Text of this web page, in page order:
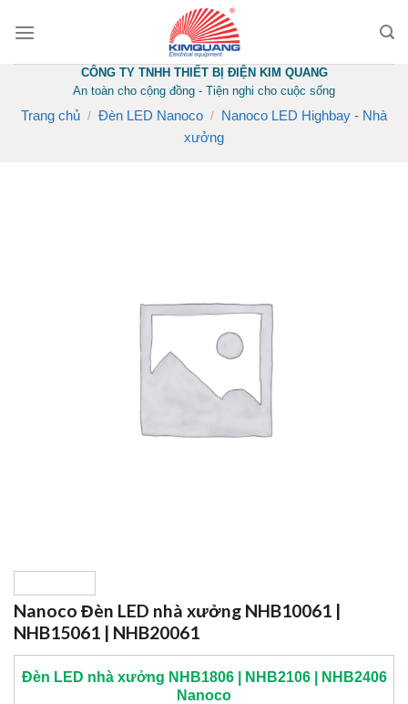
CÔNG TY TNHH THIẾT BỊ ĐIỆN KIM QUANG
An toàn cho cộng đồng - Tiện nghi cho cuộc sống
Trang chủ / Đèn LED Nanoco /
Nanoco LED Highbay - Nhà
xưởng
Nanoco Đèn LED nhà xưởng NHB10061 |
NHB15061 | NHB20061
Đèn LED nhà xưởng NHB1806 | NHB2106 | NHB2406
Nanoco